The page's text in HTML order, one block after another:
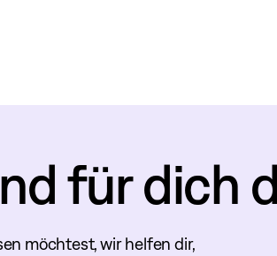
für dich
möchtest, wir helfen dir,